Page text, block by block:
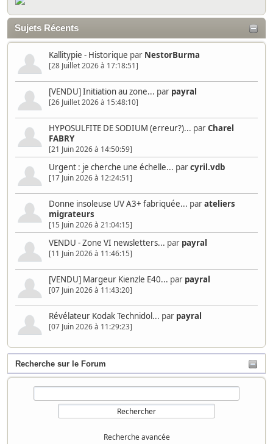
Sujets Récents
Kallitypie - Historique par NestorBurma
[28 Juillet 2026 à 17:18:51]
[VENDU] Initiation au zone... par payral
[26 Juillet 2026 à 15:48:10]
HYPOSULFITE DE SODIUM (erreur?)... parCharel
FABRY
[21 Juin 2026 à 14:50:59]
Urgent : je cherche une échelle... parcyril.vdb
[17 Juin 2026 à 12:24:51]
Donne insoleuse UV A3+ fabriquée... parateliers
migrateurs
[15 Juin 2026 à 21:04:15]
VENDU - Zone VI newsletters... par payral
[11 Juin 2026 à 11:46:15]
[VENDU] Margeur Kienzle E40... par payral
[07 Juin 2026 à 11:43:20]
Révélateur Kodak Technidol... par payral
[07 Juin 2026 à 11:29:23]
Recherche sur le Forum
Recherche avancée